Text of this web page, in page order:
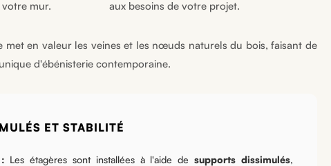
mur.
aux besoins de votre projet.
met en valeur les veines et les nœuds naturels du bois, faisant de
d'ébénisterie contemporaine.
ET STABILITÉ
Les étagères sont installées à l'aide desupports dissimulés,